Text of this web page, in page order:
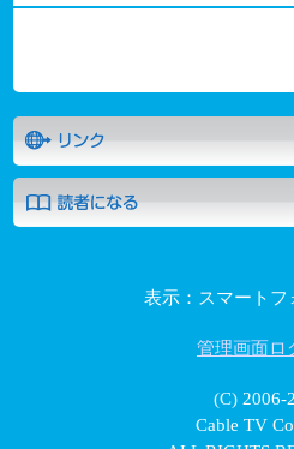
表示：スマートフ
管理画面ロ
(C) 2006-
Cable TV